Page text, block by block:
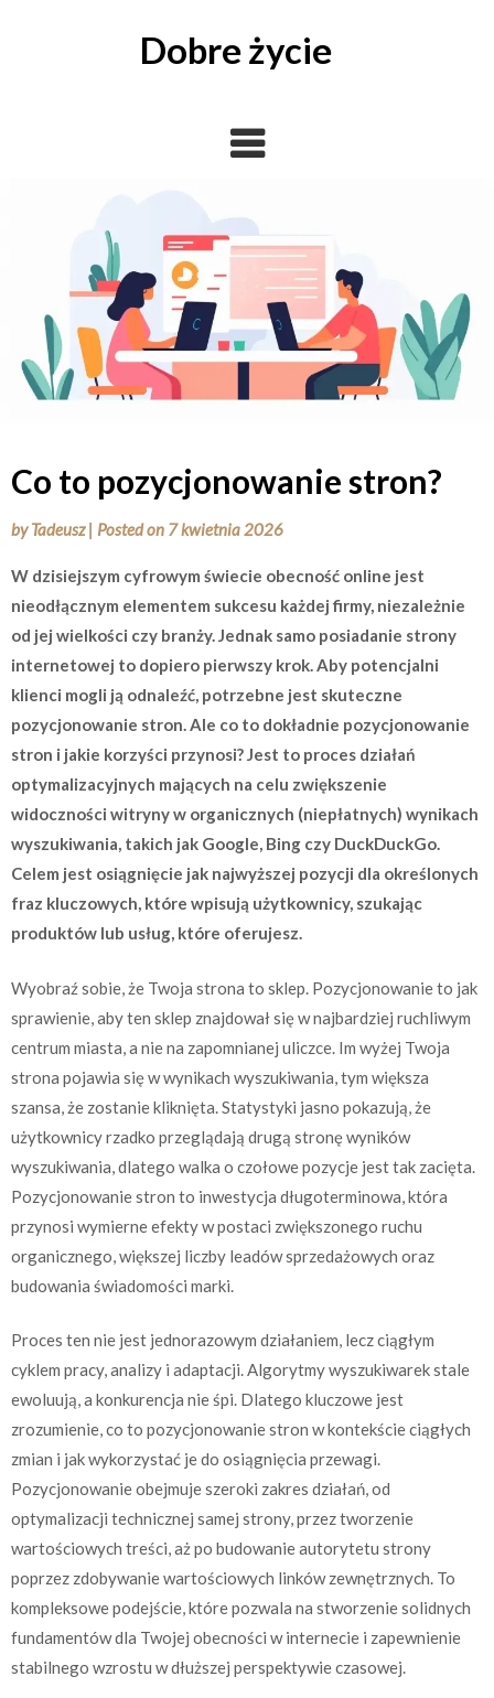
Dobre życie
Co to pozycjonowanie stron?
byTadeusz | Posted on 7 kwietnia 2026
W dzisiejszym cyfrowym świecie obecność online jest
nieodłącznym elementem sukcesu każdej firmy, niezależnie
od jej wielkości czy branży. Jednak samo posiadanie strony
internetowej to dopiero pierwszy krok. Aby potencjalni
klienci mogli ją odnaleźć, potrzebne jest skuteczne
pozycjonowanie stron. Ale co to dokładnie pozycjonowanie
stron i jakie korzyści przynosi? Jest to proces działań
optymalizacyjnych mających na celu zwiększenie
widoczności witryny w organicznych (niepłatnych) wynikach
wyszukiwania, takich jak Google, Bing czy DuckDuckGo.
Celem jest osiągnięcie jak najwyższej pozycji dla określonych
fraz kluczowych, które wpisują użytkownicy, szukając
produktów lub usług, które oferujesz.
Wyobraź sobie, że Twoja strona to sklep. Pozycjonowanie to jak
sprawienie, aby ten sklep znajdował się w najbardziej ruchliwym
centrum miasta, a nie na zapomnianej uliczce. Im wyżej Twoja
strona pojawia się w wynikach wyszukiwania, tym większa
szansa, że zostanie kliknięta. Statystyki jasno pokazują, że
użytkownicy rzadko przeglądają drugą stronę wyników
wyszukiwania, dlatego walka o czołowe pozycje jest tak zacięta.
Pozycjonowanie stron to inwestycja długoterminowa, która
przynosi wymierne efekty w postaci zwiększonego ruchu
organicznego, większej liczby leadów sprzedażowych oraz
budowania świadomości marki.
Proces ten nie jest jednorazowym działaniem, lecz ciągłym
cyklem pracy, analizy i adaptacji. Algorytmy wyszukiwarek stale
ewoluują, a konkurencja nie śpi. Dlatego kluczowe jest
zrozumienie, co to pozycjonowanie stron w kontekście ciągłych
zmian i jak wykorzystać je do osiągnięcia przewagi.
Pozycjonowanie obejmuje szeroki zakres działań, od
optymalizacji technicznej samej strony, przez tworzenie
wartościowych treści, aż po budowanie autorytetu strony
poprzez zdobywanie wartościowych linków zewnętrznych. To
kompleksowe podejście, które pozwala na stworzenie solidnych
fundamentów dla Twojej obecności w internecie i zapewnienie
stabilnego wzrostu w dłuższej perspektywie czasowej.